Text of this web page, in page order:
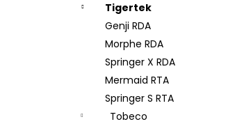
Tigertek
Genji RDA
Morphe RDA
Springer X RDA
Mermaid RTA
Springer S RTA
Tobeco